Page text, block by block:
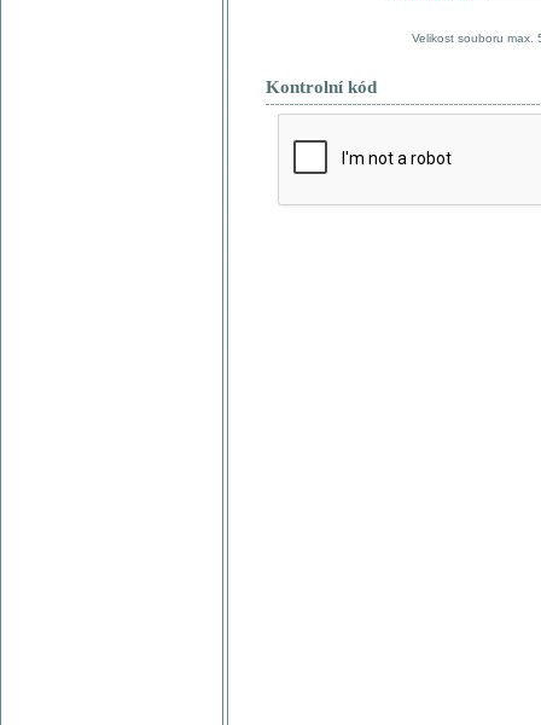
Velikost souboru max.
Kontrolní kód